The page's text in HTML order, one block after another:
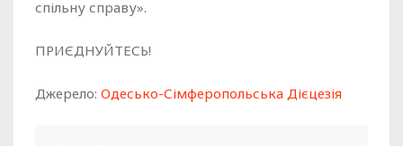
спільну справу».
ПРИЄДНУЙТЕСЬ!
Джерело: Одесько-Сімферопольська Дієцезія